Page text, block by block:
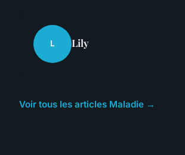
L Lily
Voir tous les articles Maladie →